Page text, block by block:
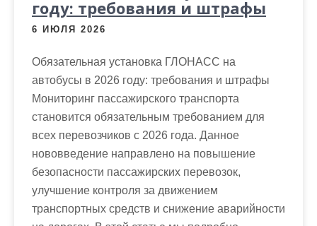
году: требования и штрафы
6 ИЮЛЯ 2026
Обязательная установка ГЛОНАСС на
автобусы в 2026 году: требования и штрафы
Мониторинг пассажирского транспорта
становится обязательным требованием для
всех перевозчиков с 2026 года. Данное
нововведение направлено на повышение
безопасности пассажирских перевозок,
улучшение контроля за движением
транспортных средств и снижение аварийности